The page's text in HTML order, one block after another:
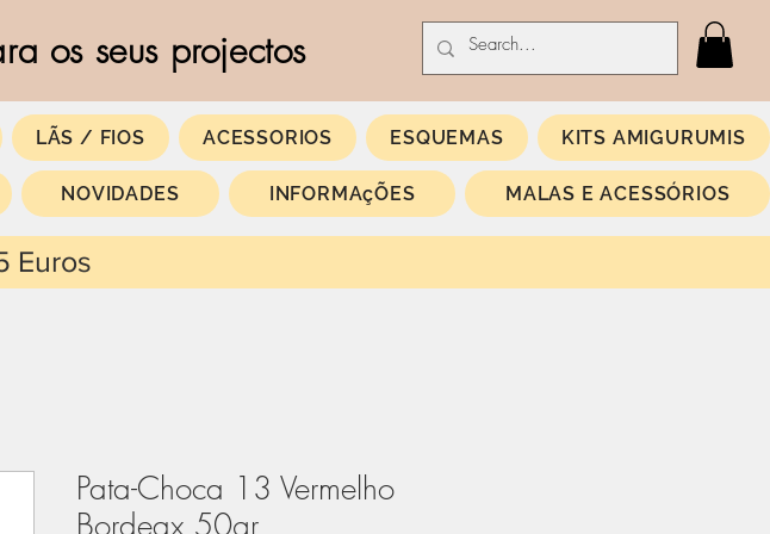
os seus projectos
LÃS / FIOS ACESSORIOS ESQUEMAS KITS AMIGURUMIS
NOVIDADES INFORMAçÕES MALAS E ACESSÓRIOS
Pata-Choca 13 Vermelho